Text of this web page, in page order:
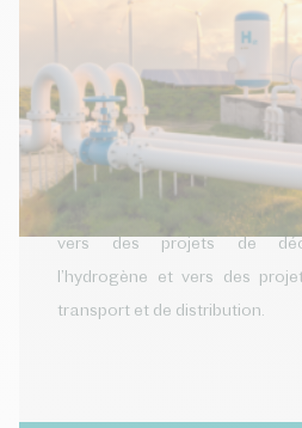
Hydrogène
L’hydrogène est considéré
Europe pour atteindre la
Des financements publics
vers les projets de
d’électrolyseurs et de piles à
vers des projets de
l’hydrogène et vers des
transport et de distribution.